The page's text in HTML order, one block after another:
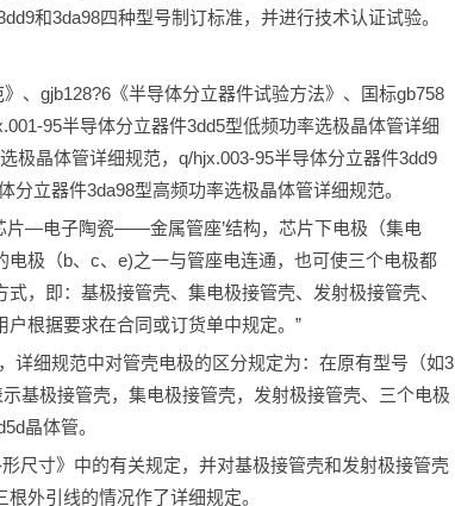
和3da98四种型号制订标准，并进行技术认证试验。
、gjb128?6《半导体分立器件试验方法》、国标gb758
95半导体分立器件3dd5型低频功率选极晶体管详细
极晶体管详细规范，q/hjx.003-95半导体分立器件3dd9
立器件3da98型高频功率选极晶体管详细规范。
片—电子陶瓷——金属管座’结构，芯片下电极（集电
极（b、c、e)之一与管座电连通，也可使三个电极都
，即：基极接管壳、集电极接管壳、发射极接管壳、
根据要求在合同或订货单中规定。”
详细规范中对管壳电极的区分规定为：在原有型号（如3
基极接管壳，集电极接管壳，发射极接管壳、三个电极
晶体管。
尺寸》中的有关规定，并对基极接管壳和发射极接管壳
外引线的情况作了详细规定。